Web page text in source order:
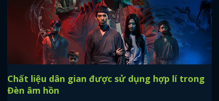
Chất liệu dân gian được sử dụng hợp lí trong
Đèn âm hồn